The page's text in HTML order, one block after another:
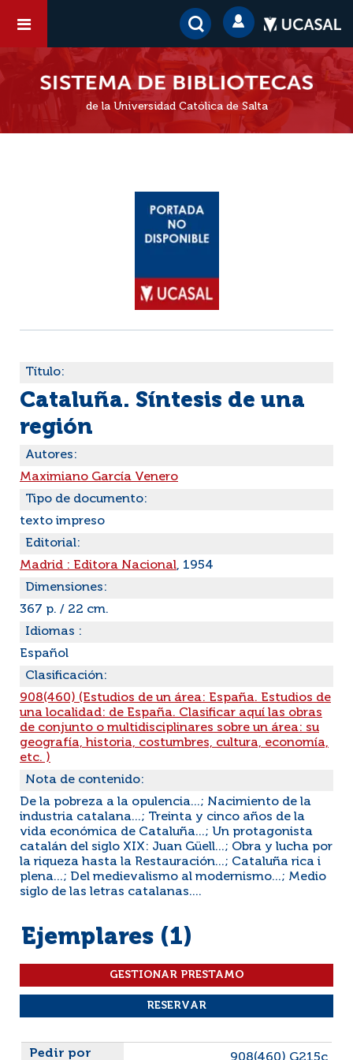
de la Universidad Católica de Salta
Título:
Cataluña. Síntesis de una
región
Autores:
Maximiano García Venero
Tipo de documento:
texto impreso
Editorial:
Madrid : Editora Nacional, 1954
Dimensiones:
367 p. / 22 cm.
Idiomas :
Español
Clasificación:
908(460) (Estudios de un área: España. Estudios de
una localidad: de España. Clasificar aquí las obras
de conjunto o multidisciplinares sobre un área: su
geografía, historia, costumbres, cultura, economía,
etc. )
Nota de contenido:
De la pobreza a la opulencia...; Nacimiento de la
industria catalana...; Treinta y cinco años de la
vida económica de Cataluña...; Un protagonista
catalán del siglo XIX: Juan Güell...; Obra y lucha por
la riqueza hasta la Restauración...; Cataluña rica i
plena...; Del medievalismo al modernismo...; Medio
siglo de las letras catalanas....
Ejemplares (1)
Liste des exemplaires